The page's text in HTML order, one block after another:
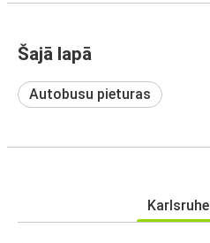
Šajā lapā
Autobusu pieturas
Karlsruhe